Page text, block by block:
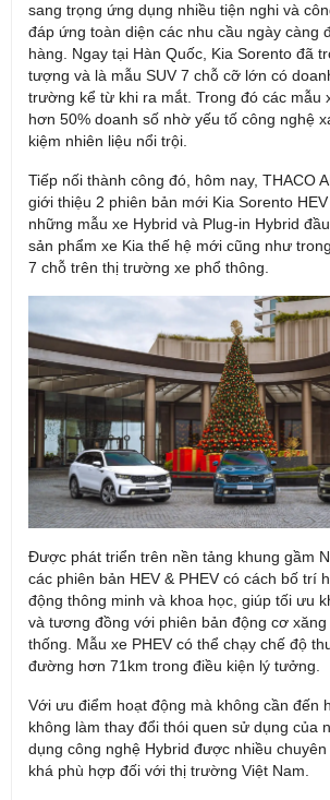
sang trọng ứng dụng nhiều tiện nghi và
đáp ứng toàn diện các nhu cầu ngày càng
hàng. Ngay tại Hàn Quốc, Kia Sorento đã
tượng và là mẫu SUV 7 chỗ cỡ lớn có
trường kể từ khi ra mắt. Trong đó các mẫu
hơn 50% doanh số nhờ yếu tố công nghệ
kiệm nhiên liệu nổi trội.
Tiếp nối thành công đó, hôm nay, THACO
giới thiệu 2 phiên bản mới Kia Sorento HEV
những mẫu xe Hybrid và Plug-in Hybrid
sản phẩm xe Kia thế hệ mới cũng như
7 chỗ trên thị trường xe phổ thông.
Được phát triển trên nền tảng khung gầm
các phiên bản HEV & PHEV có cách bố trí
động thông minh và khoa học, giúp tối ưu
và tương đồng với phiên bản động cơ
thống. Mẫu xe PHEV có thể chạy chế độ
đường hơn 71km trong điều kiện lý tưởng.
Với ưu điểm hoạt động mà không cần đến
không làm thay đổi thói quen sử dụng của
dụng công nghệ Hybrid được nhiều
khá phù hợp đối với thị trường Việt Nam.